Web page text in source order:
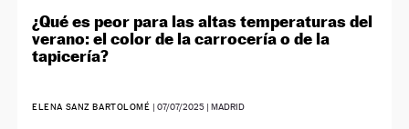
¿Qué es peor para las altas temperaturas del
verano: el color de la carrocería o de la
tapicería?
ELENA SANZ BARTOLOMÉ | 07/07/2025| MADRID